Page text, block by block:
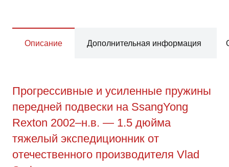
Описание Дополнительная информация
Прогрессивные и усиленные пружины
передней подвески на SsangYong
Rexton 2002–н.в. — 1.5 дюйма
тяжелый экспедиционник от
отечественного производителя Vlad